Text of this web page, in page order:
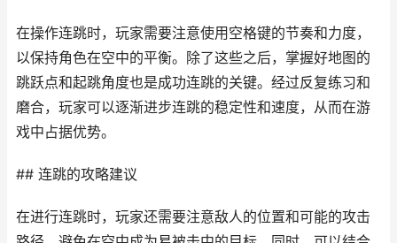
在操作连跳时，玩家需要注意使用空格键的节奏和力度，
以保持角色在空中的平衡。除了这些之后，掌握好地图的
跳跃点和起跳角度也是成功连跳的关键。经过反复练习和
磨合，玩家可以逐渐进步连跳的稳定性和速度，从而在游
戏中占据优势。
## 连跳的攻略建议
在进行连跳时，玩家还需要注意敌人的位置和可能的攻击